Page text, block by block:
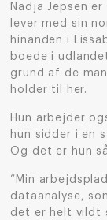
Nadja Jepsen
lever med sin
hinanden i
boede i
grund af de
holder til her.
Hun arbejder
hun sidder i en
Og det er hun
”Min
dataanalyse,
det er helt vildt